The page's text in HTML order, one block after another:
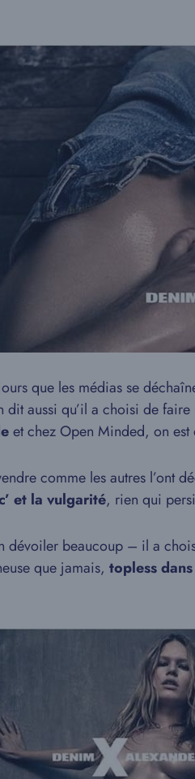
que les médias se
dit aussi qu’il a choisi de
et chez Open Minded, on
comme les autres l’ont
et la vulgarité, rien qui
dévoiler beaucoup – il a
que jamais, topless